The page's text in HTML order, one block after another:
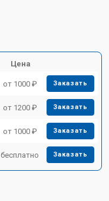
Цена
от 1000 ₽ Заказать
от 1200 ₽ Заказать
от 1000 ₽ Заказать
бесплатно Заказать